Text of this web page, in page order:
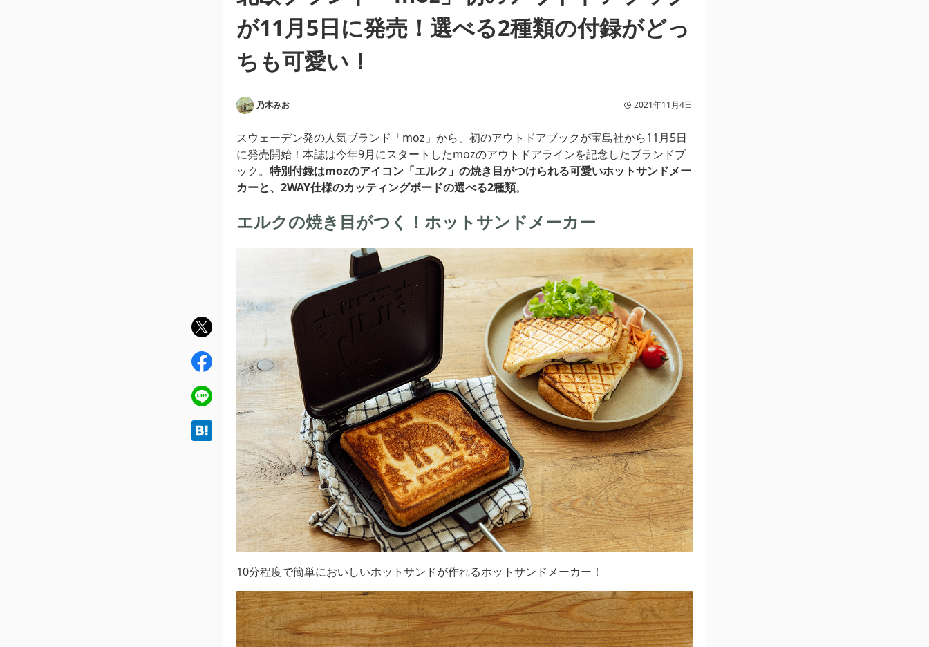
が11月5日に発売！選べる2種類の付録がどっ
ちも可愛い！
乃木みお 2021年11月4日
スウェーデン発の人気ブランド「moz」から、初のアウトドアブックが宝島社から11月5日
に発売開始！本誌は今年9月にスタートしたmozのアウトドアラインを記念したブランドブ
ック。 特別付録はmozのアイコン「エルク」の焼き目がつけられる可愛いホットサンドメー
カーと、2WAY仕様のカッティングボードの選べる2種類。
エルクの焼き目がつく！ホットサンドメーカー
10分程度で簡単においしいホットサンドが作れるホットサンドメーカー！
twit
ter
fac
ebo
ok
line
hat
ena